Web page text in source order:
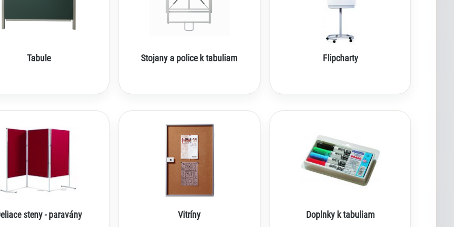
Tabule Stojany a police k tabuliam Flipcharty
steny - paravány Vitríny Doplnky k tabuliam
Asistent pre školský nábytok a